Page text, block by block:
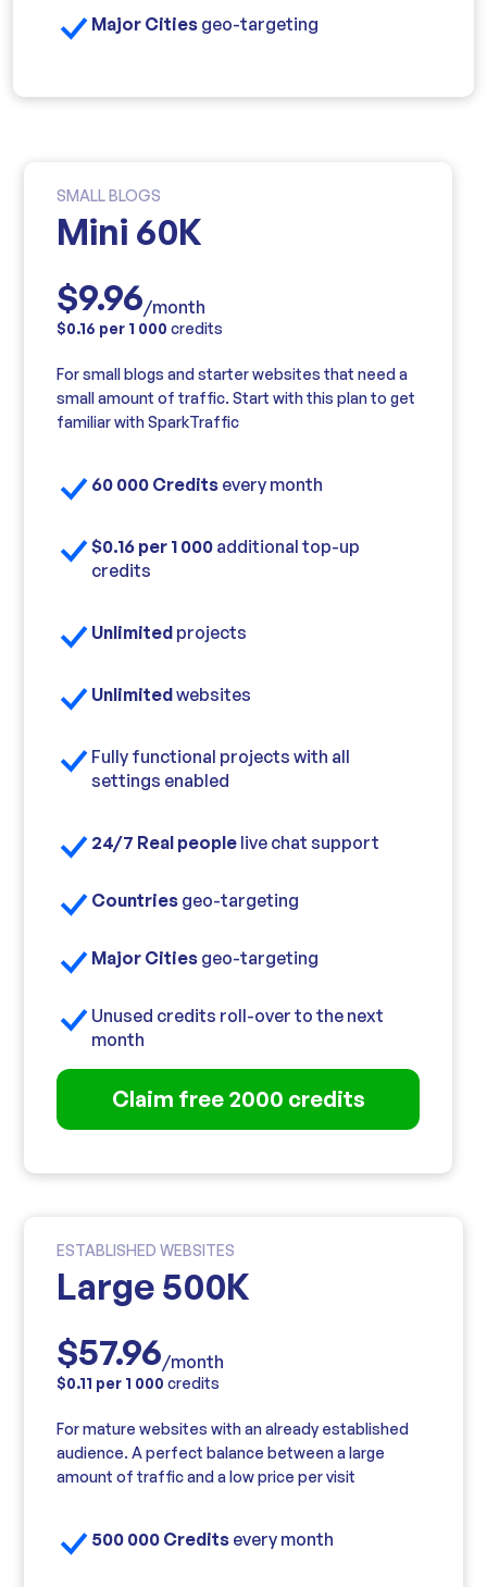
Major Cities geo-targeting
SMALL BLOGS
Mini 60K
$9.96/month
$0.16 per 1 000 credits
For small blogs and starter websites that need a
small amount of traffic. Start with this plan to get
familiar with SparkTraffic
60 000 Credits every month
$0.16 per 1 000 additional top-up
credits
Unlimited projects
Unlimitedwebsites
Fully functional projects with all
settings enabled
24/7 Real people live chat support
Countries geo-targeting
Major Cities geo-targeting
Unused credits roll-over to the next
month
Claim free 2000 credits
ESTABLISHED WEBSITES
Large 500K
$57.96/month
$0.11 per 1 000 credits
For mature websites with an already established
audience. A perfect balance between a large
amount of traffic and a low price per visit
500 000 Credits every month